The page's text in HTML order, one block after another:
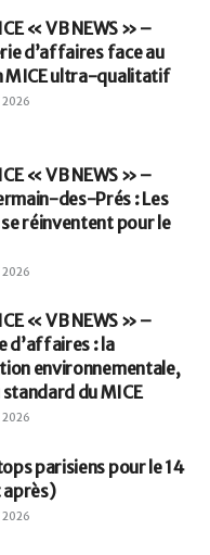
« VB NEWS » –
d’affaires face au
MICE ultra-qualitatif
2026
« VB NEWS » –
des-Prés : Les
réinventent pour le
2026
« VB NEWS » –
d’affaires : la
environnementale,
du MICE
2026
parisiens pour le 14
après)
2026